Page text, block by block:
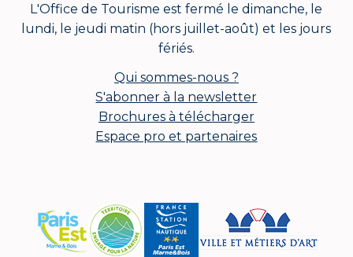
L'Office de Tourisme est fermé le dimanche, le
lundi, le jeudi matin (hors juillet-août) et les jours
fériés.
Qui sommes-nous ?
S'abonner à la newsletter
Brochures à télécharger
Espace pro et partenaires